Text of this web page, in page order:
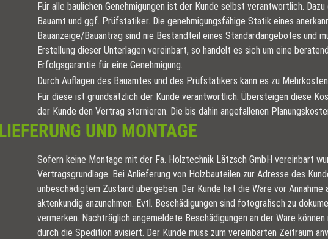
Für alle baulichen Genehmigungen ist der Kunde selbst verantwortlich.
Bauamt und ggf. Prüfstatiker. Die genehmigungsfähige Statik eines
Bauanzeige/Bauantrag sind nie Bestandteil eines Standardangebotes und
Erstellung dieser Unterlagen vereinbart, so handelt es sich um eine
Erfolgsgarantie für eine Genehmigung.
Durch Auflagen des Bauamtes und des Prüfstatikers kann es zu
Für diese ist grundsätzlich der Kunde verantwortlich. Übersteigen diese
der Kunde den Vertrag stornieren. Die bis dahin angefallenen
UND MONTAGE
Sofern keine Montage mit der Fa. Holztechnik Lätzsch GmbH vereinbart
Vertragsgrundlage. Bei Anlieferung von Holzbauteilen zur Adresse des
unbeschädigtem Zustand übergeben. Der Kunde hat die Ware vor
aktenkundig anzunehmen. Evtl. Beschädigungen sind fotografisch zu
vermerken. Nachträglich angemeldete Beschädigungen an der Ware
durch die Spedition avisiert. Der Kunde muss zum vereinbarten Zeitraum